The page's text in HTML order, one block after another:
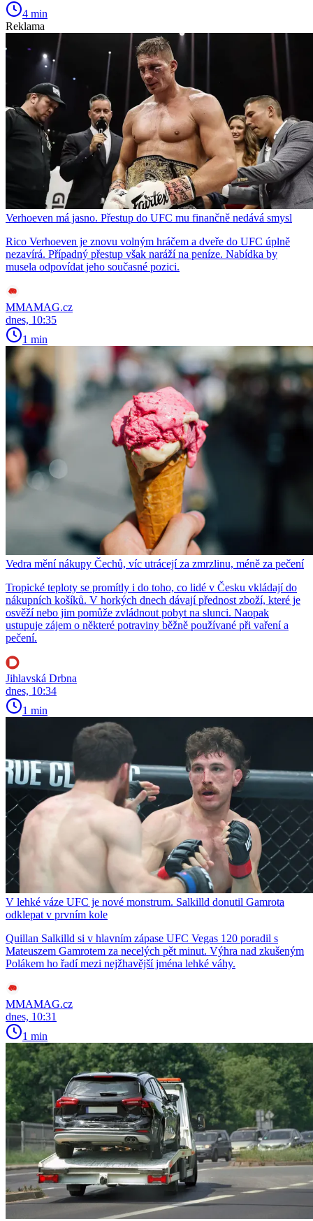
4 min
Reklama
Verhoeven má jasno. Přestup do UFC mu finančně nedává smysl
Rico Verhoeven je znovu volným hráčem a dveře do UFC úplně
nezavírá. Případný přestup však naráží na peníze. Nabídka by
musela odpovídat jeho současné pozici.
MMAMAG.cz
dnes, 10:35
1 min
Vedra mění nákupy Čechů, víc utrácejí za zmrzlinu, méně za pečení
Tropické teploty se promítly i do toho, co lidé v Česku vkládají do
nákupních košíků. V horkých dnech dávají přednost zboží, které je
osvěží nebo jim pomůže zvládnout pobyt na slunci. Naopak
ustupuje zájem o některé potraviny běžně používané při vaření a
pečení.
Jihlavská Drbna
dnes, 10:34
1 min
V lehké váze UFC je nové monstrum. Salkilld donutil Gamrota
odklepat v prvním kole
Quillan Salkilld si v hlavním zápase UFC Vegas 120 poradil s
Mateuszem Gamrotem za necelých pět minut. Výhra nad zkušeným
Polákem ho řadí mezi nejžhavější jména lehké váhy.
MMAMAG.cz
dnes, 10:31
1 min